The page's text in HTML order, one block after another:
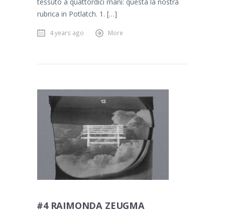
rubrica in Potlatch. 1. […]
4 years ago More
#4 RAIMONDA ZEUGMA